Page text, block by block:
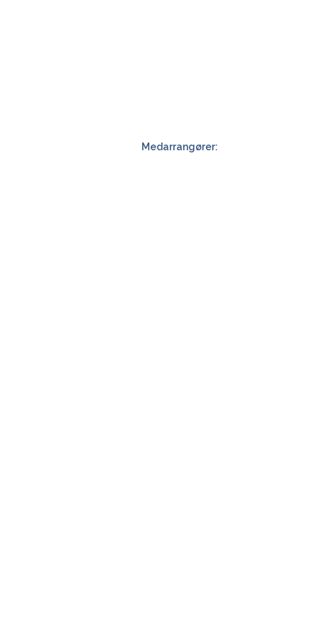
Medarrangører: